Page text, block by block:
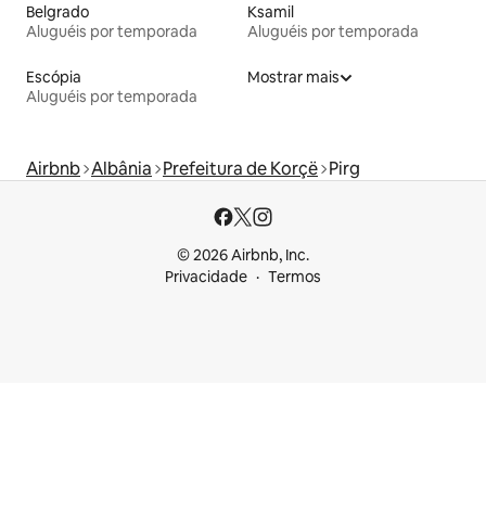
Belgrado
Aluguéis por temporada
Ksamil
Aluguéis por temporada
Escópia
Aluguéis por temporada
Mostrar mais
Airbnb Albânia Prefeitura de Korçë Pirg
© 2026 Airbnb, Inc.
Privacidade
Termos